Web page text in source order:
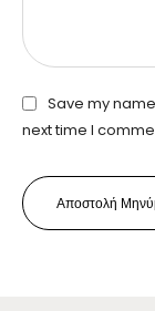
Save my
next time I
Αποστολή